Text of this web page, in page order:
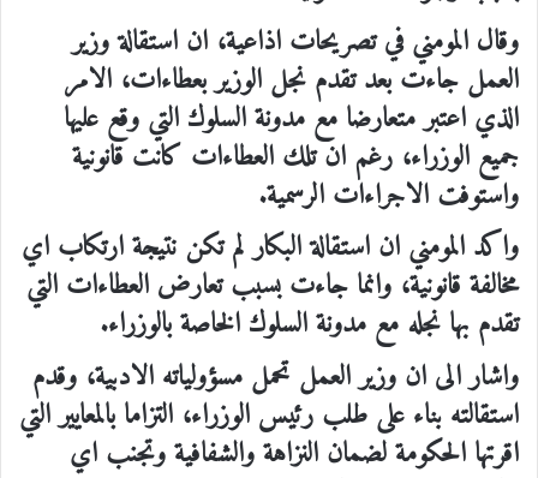
وقال المومني في تصريحات اذاعية، ان استقالة وزير
العمل جاءت بعد تقدم نجل الوزير بعطاءات، الامر
الذي اعتبر متعارضا مع مدونة السلوك التي وقع عليها
جميع الوزراء، رغم ان تلك العطاءات كانت قانونية
واستوفت الاجراءات الرسمية.
واكد المومني ان استقالة البكار لم تكن نتيجة ارتكاب اي
مخالفة قانونية، وانما جاءت بسبب تعارض العطاءات التي
تقدم بها نجله مع مدونة السلوك الخاصة بالوزراء.
واشار الى ان وزير العمل تحمل مسؤولياته الادبية، وقدم
استقالته بناء على طلب رئيس الوزراء، التزاما بالمعايير التي
اقرتها الحكومة لضمان النزاهة والشفافية وتجنب اي